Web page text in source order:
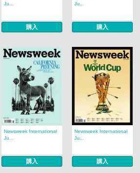
Ju...
購入
Ju...
購入
Newsweek International
Ju...
購入
Newsweek International
Ju...
購入